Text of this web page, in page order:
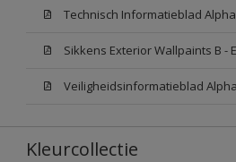
Technisch Informatieblad Alpha
Kleurcollectie